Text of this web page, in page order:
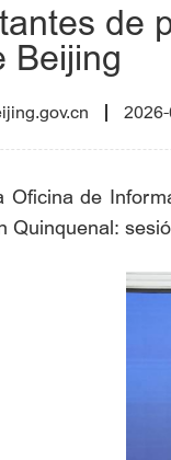
de
Beijing
Oficina de
Quinquenal: